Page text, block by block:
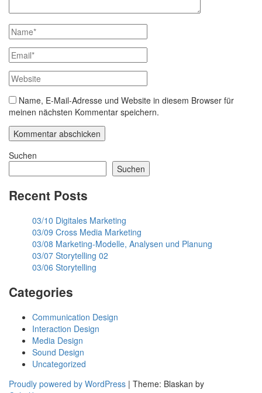
Name, E-Mail-Adresse und Website in diesem Browser für
meinen nächsten Kommentar speichern.
Suchen
Suchen
Recent Posts
03/10 Digitales Marketing
03/09 Cross Media Marketing
03/08 Marketing-Modelle, Analysen und Planung
03/07 Storytelling 02
03/06 Storytelling
Categories
Communication Design
Interaction Design
Media Design
Sound Design
Uncategorized
Proudly powered by WordPress | Theme: Blaskan by